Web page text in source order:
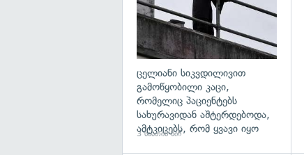
ცელიანი სიკვდილივით
გამოწყობილი კაცი,
რომელიც პაციენტებს
სახურავიდან აშტერდებოდა,
ამტკიცებს, რომ ყვავი იყო
3 საათის წინ